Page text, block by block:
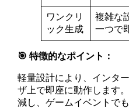
ワンクリ
ック生成
複雑な
一つで
🎯 特徴的なポイント：
軽量設計により、インタ
ザ上で即座に動作します
減し、ゲームイベントで